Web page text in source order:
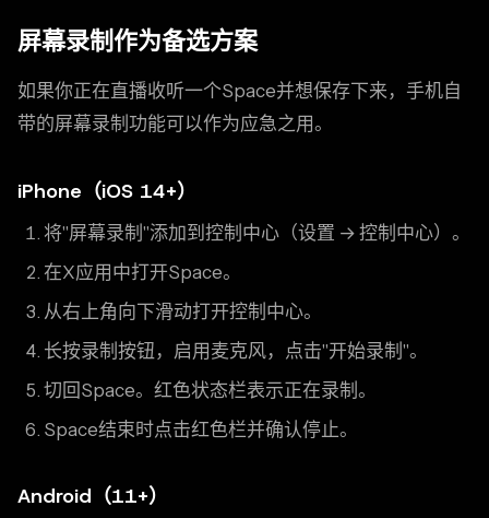
屏幕录制作为备选方案
如果你正在直播收听一个Space并想保存下来，手机自
带的屏幕录制功能可以作为应急之用。
iPhone（iOS 14+）
将"屏幕录制"添加到控制中心（设置 → 控制中心）。
在X应用中打开Space。
从右上角向下滑动打开控制中心。
长按录制按钮，启用麦克风，点击"开始录制"。
切回Space。红色状态栏表示正在录制。
Space结束时点击红色栏并确认停止。
Android（11+）